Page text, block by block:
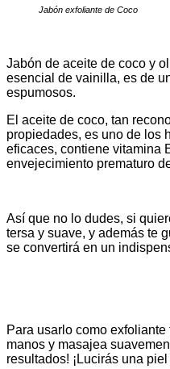
Jabón exfoliante de Coco
Jabón de aceite de coco y
esencial de vainilla, es de
espumosos.
El aceite de coco, tan
propiedades, es uno de los
eficaces, contiene vitamina
envejecimiento prematuro
Así que no lo dudes, si
tersa y suave, y además te
se convertirá en un
Para usarlo como
manos y masajea
resultados! ¡Lucirás una